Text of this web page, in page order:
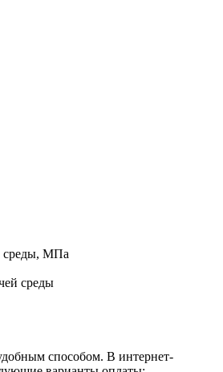
среды, МПа
среды
способом. В интернет-